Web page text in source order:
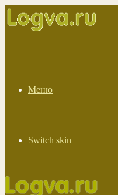
Меню
Switch skin